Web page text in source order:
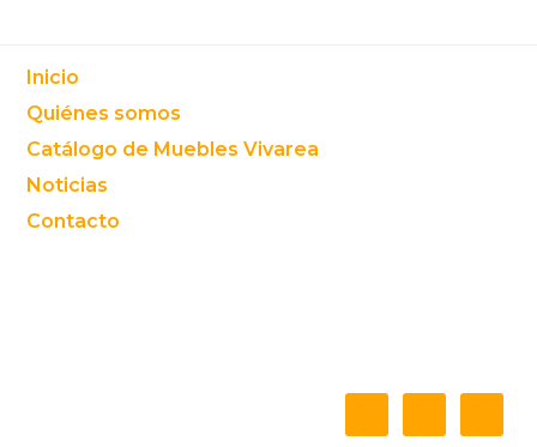
Footer
Inicio
Quiénes somos
Catálogo de Muebles Vivarea
Noticias
Contacto